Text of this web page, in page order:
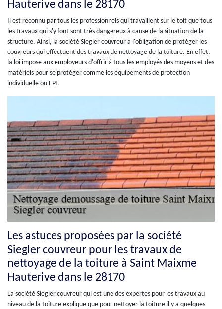
Hauterive dans le 28170
Il est reconnu par tous les professionnels qui travaillent sur le toit que tous
les travaux qui s'y font sont très dangereux à cause de la situation de la
structure. Ainsi, la société Siegler couvreur a l'obligation de protéger les
couvreurs qui effectuent des travaux de nettoyage de la toiture. En effet,
la loi impose aux employeurs d'offrir à tous les employés des moyens et des
matériels pour se protéger comme les équipements de protection
individuelle ou EPI.
Les astuces proposées par la société
Siegler couvreur pour les travaux de
nettoyage de la toiture à Saint Maixme
Hauterive dans le 28170
La société Siegler couvreur qui est une des expertes pour les travaux au
niveau de la toiture explique que pour nettoyer la toiture il y a quelques